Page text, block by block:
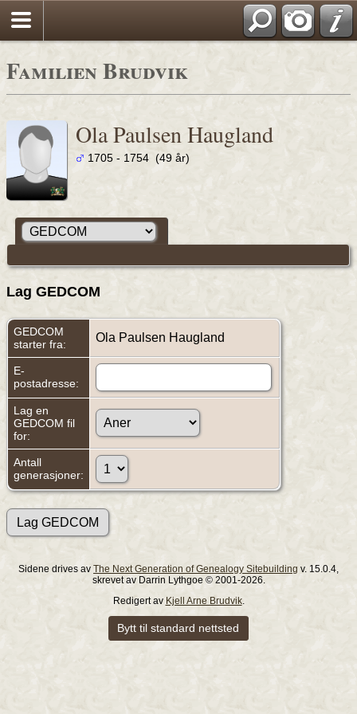
Familien Brudvik
Ola Paulsen Haugland
1705 - 1754 (49 år)
Lag GEDCOM
GEDCOM
starter fra:
Ola Paulsen Haugland
E-
postadresse:
Lag en
GEDCOM fil
for:
Antall
generasjoner:
Sidene drives av The Next Generation of Genealogy Sitebuilding v. 15.0.4,
skrevet av Darrin Lythgoe © 2001-2026.
Redigert av Kjell Arne Brudvik.
Bytt til standard nettsted